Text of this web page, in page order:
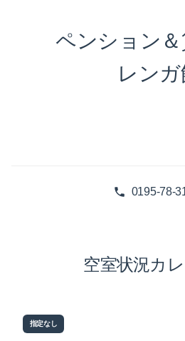
0195-78-
ペンション
レンガ
空室状況カ
指定なし